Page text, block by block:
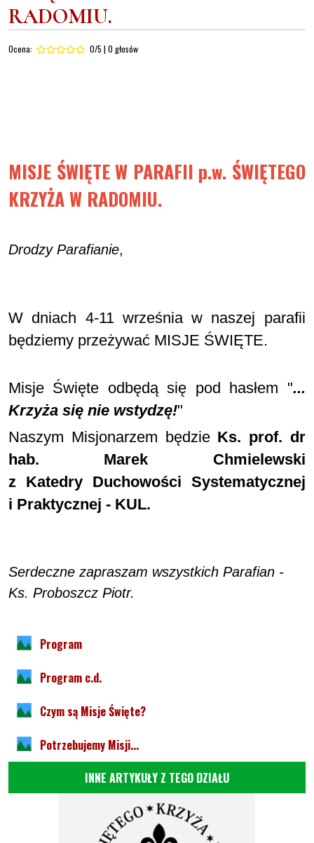
RADOMIU.
Ocena: 0/5 | 0 głosów
MISJE ŚWIĘTE W PARAFII p.w. ŚWIĘTEGO
KRZYŻA W RADOMIU.
Drodzy Parafianie,
W dniach 4-11 września w naszej parafii
będziemy przeżywać MISJE ŚWIĘTE.
Misje Święte odbędą się pod hasłem "...
Krzyża się nie wstydzę!"
Naszym Misjonarzem będzie Ks. prof. dr
hab. Marek Chmielewski
z Katedry Duchowości Systematycznej
i Praktycznej - KUL.
Serdeczne zapraszam wszystkich Parafian -
Ks. Proboszcz Piotr.
Program
Program c.d.
Czym są Misje Święte?
Potrzebujemy Misji...
INNE ARTYKUŁY Z TEGO DZIAŁU